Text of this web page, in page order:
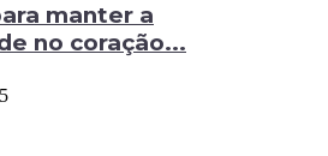
manter a
no coração...